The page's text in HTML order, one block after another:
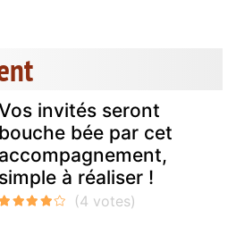
invités seront
bouche bée par cet
accompagnement,
simple à réaliser !